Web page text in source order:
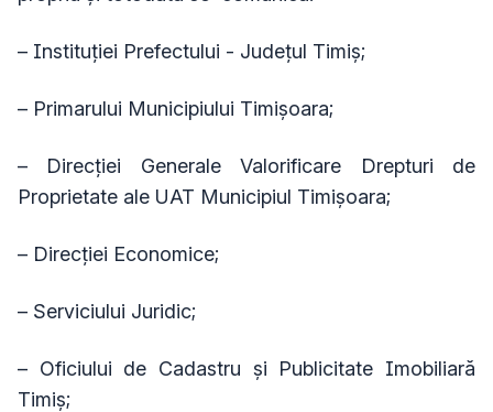
– Instituției Prefectului - Județul Timiș;
– Primarului Municipiului Timișoara;
– Direcției Generale Valorificare Drepturi de
Proprietate ale UAT Municipiul Timișoara;
– Direcției Economice;
– Serviciului Juridic;
– Oficiului de Cadastru și Publicitate Imobiliară
Timiș;